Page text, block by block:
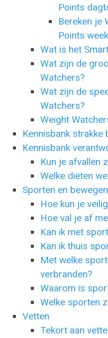
Points
Bereken je
Points
Wat is het
Wat zijn de
Watchers?
Wat zijn de
Watchers?
Weight
Kennisbank strakke
Kennisbank
Kun je afvallen
Welke diëten
Sporten en bewegen
Hoe kun je
Hoe val je af
Kan ik met
Kan ik thuis
Met welke
verbranden?
Waarom is
Welke sporten
Vetten
Tekort aan